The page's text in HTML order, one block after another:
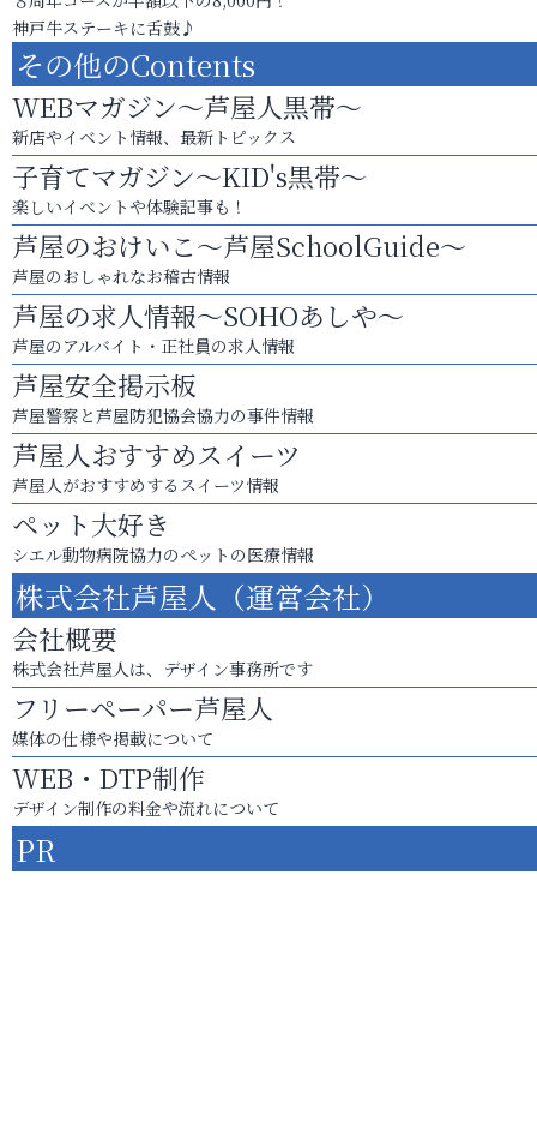
神戸牛ステーキに舌鼓♪
その他のContents
WEBマガジン～芦屋人黒帯～
新店やイベント情報、最新トピックス
子育てマガジン～KID's黒帯～
楽しいイベントや体験記事も！
芦屋のおけいこ～芦屋SchoolGuide～
芦屋のおしゃれなお稽古情報
芦屋の求人情報～SOHOあしや～
芦屋のアルバイト・正社員の求人情報
芦屋安全掲示板
芦屋警察と芦屋防犯協会協力の事件情報
芦屋人おすすめスイーツ
芦屋人がおすすめするスイーツ情報
ペット大好き
シエル動物病院協力のペットの医療情報
株式会社芦屋人（運営会社）
会社概要
株式会社芦屋人は、デザイン事務所です
フリーペーパー芦屋人
媒体の仕様や掲載について
WEB・DTP制作
デザイン制作の料金や流れについて
PR